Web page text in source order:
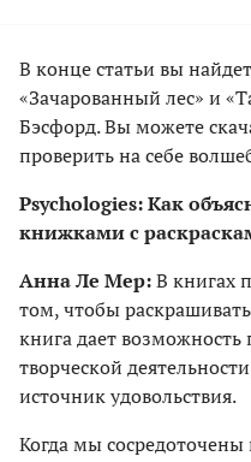
В конце статьи вы
«Зачарованный лес» и
Бэсфорд. Вы можете
проверить на себе
Psychologies:Как
книжками с
Анна Ле Мер:В книгах
том, чтобы
книга дает
творческой
источник удовольствия.
Когда мы